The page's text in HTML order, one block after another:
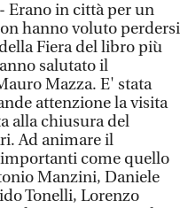
Erano in città per un
hanno voluto perdersi
Fiera del libro più
salutato il
Mazza. E' stata
attenzione la visita
alla chiusura del
Ad animare il
come quello
Manzini, Daniele
Tonelli, Lorenzo